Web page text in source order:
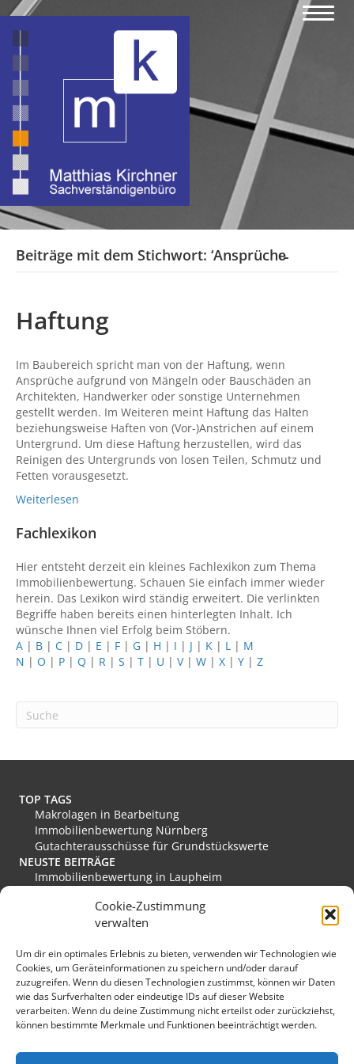
Cookie-Zustimmung
verwalten
Um dir ein optimales Erlebnis zu bieten, verwenden wir Technologien wie
Cookies, um Geräteinformationen zu speichern und/oder darauf
zuzugreifen. Wenn du diesen Technologien zustimmst, können wir Daten
wie das Surfverhalten oder eindeutige IDs auf dieser Website
verarbeiten. Wenn du deine Zustimmung nicht erteilst oder zurückziehst,
können bestimmte Merkmale und Funktionen beeinträchtigt werden.
Beiträge mit dem Stichwort: ‘Ansprüche̵
Haftung
Im Baubereich spricht man von der Haftung, wenn
Ansprüche aufgrund von Mängeln oder Bauschäden an
Architekten, Handwerker oder sonstige Unternehmen
gestellt werden. Im Weiteren meint Haftung das Halten
beziehungsweise Haften von (Vor-)Anstrichen auf einem
Untergrund. Um diese Haftung herzustellen, wird das
Reinigen des Untergrunds von losen Teilen, Schmutz und
Fetten vorausgesetzt.
Weiterlesen
Fachlexikon
Hier entsteht derzeit ein kleines Fachlexikon zum Thema
Immobilienbewertung. Schauen Sie einfach immer wieder
herein. Das Lexikon wird ständig erweitert. Die verlinkten
Begriffe haben bereits einen hinterlegten Inhalt. Ich
wünsche Ihnen viel Erfolg beim Stöbern.
A | B | C | D | E | F | G | H | I | J | K | L | M
N | O | P | Q | R | S | T | U | V| W | X | Y | Z
TOP TAGS
Makrolagen in Bearbeitung
Immobilienbewertung Nürnberg
Gutachterausschüsse für Grundstückswerte
NEUSTE BEITRÄGE
Immobilienbewertung in Laupheim
Immobilienbewertung in Edewecht
Immobilienbewertung in Stadthagen
Immobilienbewertung in Eislingen/Fils
MEINE FAVORITEN
Verkehrswert
Grundstücksmarkt Deutschland
Immobilienmarkt Duisburg
Immobilienmarkt Hückeswagen